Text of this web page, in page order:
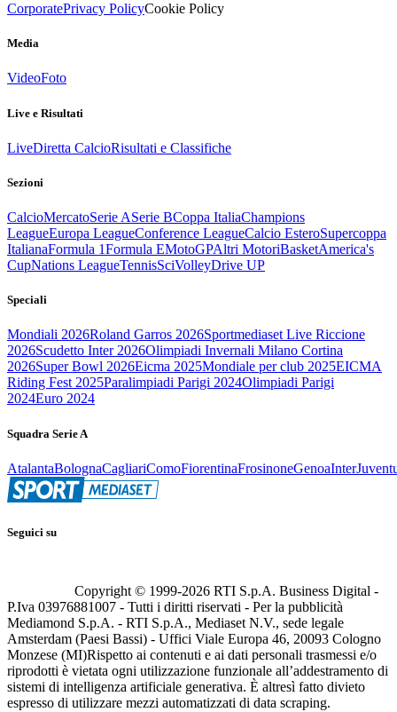
CorporatePrivacy PolicyCookie Policy
Media
VideoFoto
Live e Risultati
LiveDiretta CalcioRisultati e Classifiche
Sezioni
CalcioMercatoSerie ASerie BCoppa ItaliaChampions
LeagueEuropa LeagueConference LeagueCalcio EsteroSupercoppa
ItalianaFormula 1Formula EMotoGPAltri MotoriBasketAmerica's
CupNations LeagueTennisSciVolleyDrive UP
Speciali
Mondiali 2026Roland Garros 2026Sportmediaset Live Riccione
2026Scudetto Inter 2026Olimpiadi Invernali Milano Cortina
2026Super Bowl 2026Eicma 2025Mondiale per club 2025EICMA
Riding Fest 2025Paralimpiadi Parigi 2024Olimpiadi Parigi
2024Euro 2024
Squadra Serie A
AtalantaBolognaCagliariComoFiorentinaFrosinoneGenoaInter
Seguici su
Copyright © 1999-2026 RTI S.p.A. Business Digital -
P.Iva 03976881007 - Tutti i diritti riservati - Per la pubblicità
Mediamond S.p.A. - RTI S.p.A., Mediaset N.V., sede legale
Amsterdam (Paesi Bassi) - Uffici Viale Europa 46, 20093 Cologno
Monzese (MI)Rispetto ai contenuti e ai dati personali trasmessi e/o
riprodotti è vietata ogni utilizzazione funzionale all’addestramento di
sistemi di intelligenza artificiale generativa. È altresì fatto divieto
espresso di utilizzare mezzi automatizzati di data scraping.